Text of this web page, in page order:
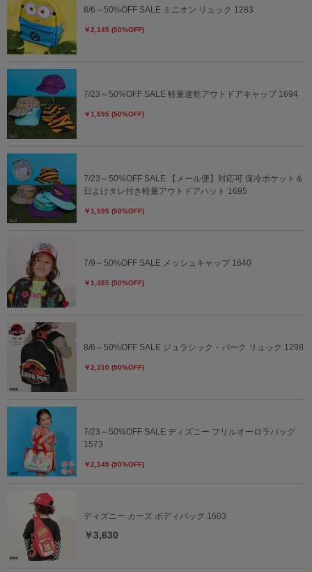
8/6～50%OFF SALE ミニオン リュック 1283
￥2,145 (50%OFF)
7/23～50%OFF SALE 軽量速乾アウトドアキャップ 1694
￥1,595 (50%OFF)
7/23～50%OFF SALE 【メール便】対応可 保冷ポケット＆
日よけタレ付き軽量アウトドアハット 1695
￥1,595 (50%OFF)
7/9～50%OFF SALE メッシュキャップ 1640
￥1,485 (50%OFF)
8/6～50%OFF SALE ジュラシック・パーク リュック 1298
￥2,310 (50%OFF)
7/23～50%OFF SALE ディズニー フリルオーロラバッグ
1573
￥2,145 (50%OFF)
ディズニー カーズ ボディバッグ 1603
￥3,630